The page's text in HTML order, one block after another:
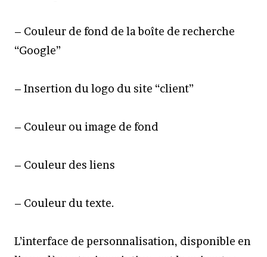
– Couleur de fond de la boîte de recherche
“Google”
– Insertion du logo du site “client”
– Couleur ou image de fond
– Couleur des liens
– Couleur du texte.
L’interface de personnalisation, disponible en